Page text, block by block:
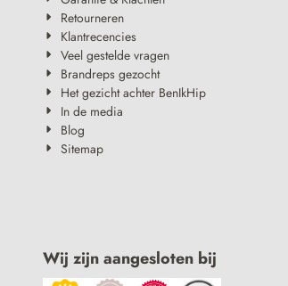
Retourneren
Klantrecencies
Veel gestelde vragen
Brandreps gezocht
Het gezicht achter BenIkHip
In de media
Blog
Sitemap
Wij zijn aangesloten bij